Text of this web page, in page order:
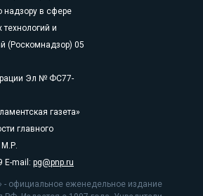
в сфере
и
(Роскомнадзор) 05
Эл № ФС77-
газета»
главного
E-mail: pg@pnp.ru
- официальное еженедельное издание